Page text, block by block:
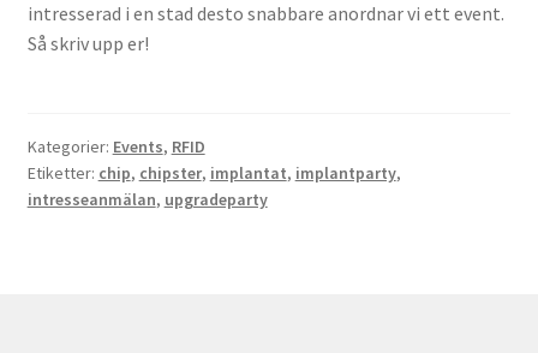
Till kassan
Varukorg
intresserad i en stad desto snabbare anordnar vi ett event.
Så skriv upp er!
Kategorier: Events, RFID
Etiketter: chip, chipster, implantat, implantparty,
intresseanmälan, upgradeparty